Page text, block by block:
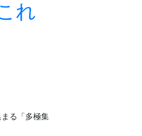
れ
る「多極集